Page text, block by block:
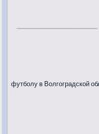
футболу в Волгоградской